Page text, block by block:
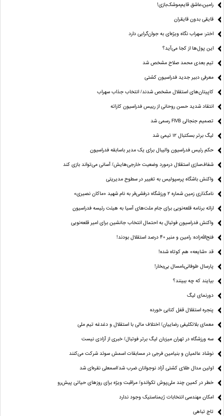
رامین،عاشق قایم‌موشک‌بازی!
قایقی بدون قایقران
اختر: سهراب نگاه ویژه‌ای به جوان‌گرایی دارد
این پول‌ها از کجا می‌آید؟
تیم بعدی محمد صلاح مشخص شد
معرفی دبیر جدید فدراسیون کشتی
کاپیتان‌های استقلال مشخص شدند/ انتخاب جذاب سهراب
انتقاد شدید حسن روحانی از رییس فدراسیون کاراته
تصمیم جنجالی FIVB رسمی شد
لیگ برتر بسکتبال ۱۲ تیمی شد
حکم رئیس فدراسیون والیبال برای یک مدیر باسابقه فدراسیون
شفاف‌سازی استقلال درمورد وضعیت خارجی‌هایش/ آسانی می‌تواند بازی کند
واکنش باشگاه پرسپولیس به تغییر در سطوح مدیریتی
نامگذاری زمین شماره ۲ ورزشگاه درفشی‌فر به نام شهید «ماکان نصیری»
ارائه برنامه‌ قلعه‌نویی برای جام ملت‌های آسیا به هیئت رئیسه فدراسیون
واکنش فدراسیون فوتبال به احتمال انتخاب جانشین برای امیر قلعه‌نویی
فتح‌الله‌زاده: رامین و منیر 40 درصد استقلال بودند!
قد «شایعه» هم کوتاه شده!
پارسال طوفانی،امسال بی‌بخار!
بیایند که چه ببینند؟
دورنمای لیگ
پنجره‌ استقلال قفل کتابی خورده
معمای بلاتکلیفی رضاییان/ اختلاف مالی با استقلال و دغدغه تیم ملی
سه ورزشگاه در تهران میزبان لیگ برتر فوتبال/ خبری از آزادی نیست
نوشاد عالمیان و بنیامین فرجی در مسابقات اسمش سوئد شرکت می‌کنند
اولین مدال طلای کشتی آزاد نوجوانان ضرب شد/اسمعلی نقره‌ای شد
خطر در کمین چند ملی‌پوش تکواندو/ مراقبت ویژه برای روزهای حیاتی پیش‌رو
امکان مهندسی انتخابات ژیمناستیک وجود ندارد
تاج تباهی